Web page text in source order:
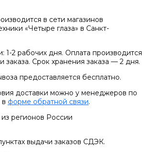
в сети магазинов
«Четыре глаза» в Санкт-
1-2 рабочих дня. Оплата производится
заказа. Срок хранения заказа — 2 дня.
предоставляется бесплатно.
доставки можно у менеджеров по
форме обратной связи.
регионов России
выдачи заказов СДЭК.